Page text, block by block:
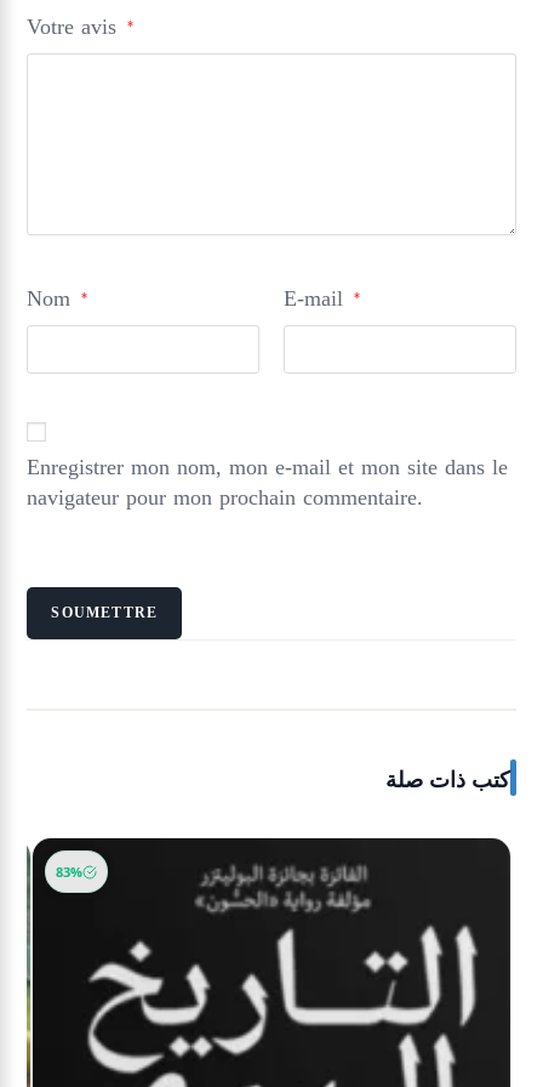
Votre avis *
Nom * E-mail *
Enregistrer mon nom, mon e-mail et mon site dans le
navigateur pour mon prochain commentaire.
كتب ذات صلة
83%